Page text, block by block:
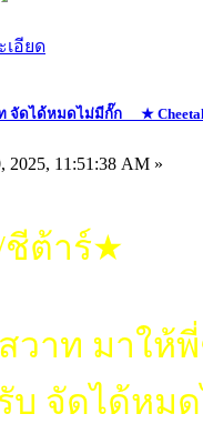
ท จัดได้หมดไม่มีกั๊ก __★
11:51:38 AM »
ชีต้าร์★
วาท มาให้
บ จัดได้หม